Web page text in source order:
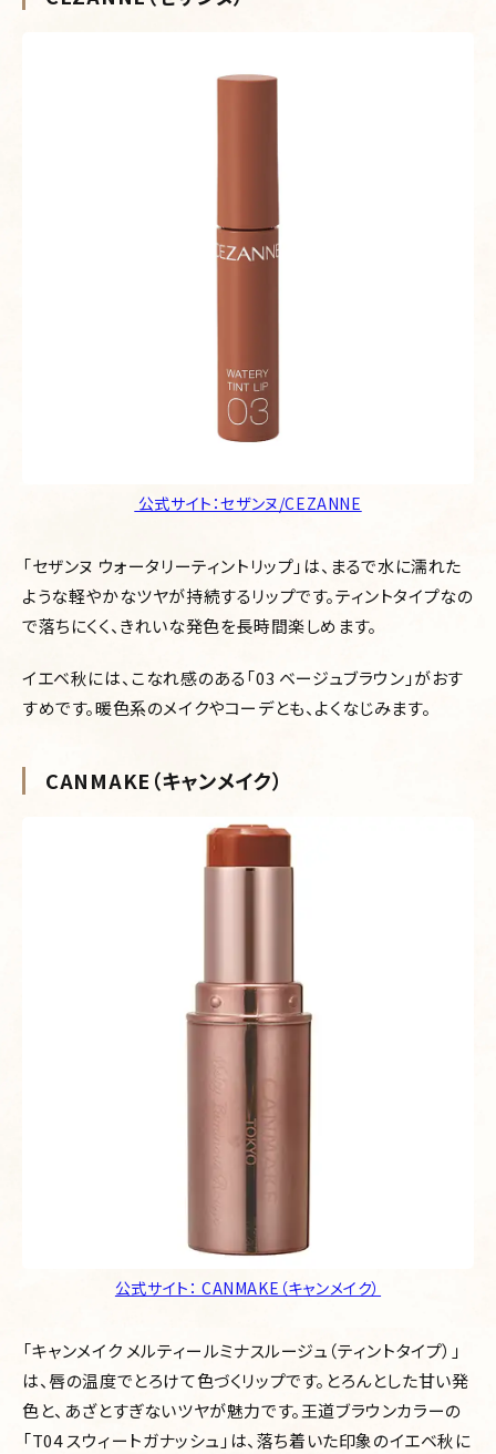
公式サイト：セザンヌ/CEZANNE
「セザンヌ ウォータリーティントリップ」は、まるで水に濡れた
ような軽やかなツヤが持続するリップです。ティントタイプなの
で落ちにくく、きれいな発色を長時間楽しめます。
イエベ秋には、こなれ感のある「03 ベージュブラウン」がおす
すめです。暖色系のメイクやコーデとも、よくなじみます。
CANMAKE（キャンメイク）
公式サイト： CANMAKE（キャンメイク）
「キャンメイク メルティールミナスルージュ（ティントタイプ）」
は、唇の温度でとろけて色づくリップです。とろんとした甘い発
色と、あざとすぎないツヤが魅力です。王道ブラウンカラーの
「T04 スウィートガナッシュ」は、落ち着いた印象のイエベ秋に